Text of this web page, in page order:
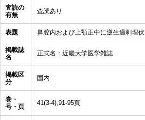
査読の
有無
査読あり
表題 鼻腔内および上顎正中に逆生過剰埋
掲載誌
名
正式名：近畿大学医学雑誌
掲載区
分
国内
巻・
号・頁
41(3-4),91-95頁